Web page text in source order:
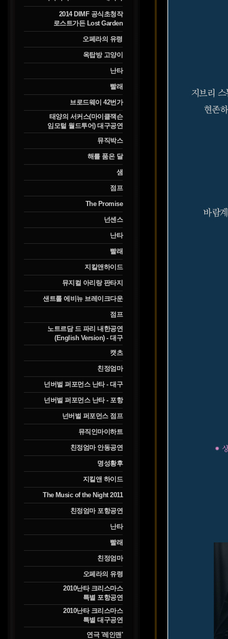
2014 DIMF 공식초청작
로스트가든 Lost Garden
오페라의 유령
옥탑방 고양이
난타
빨래
브로드웨이 42번가
태양의 서커스(마이클잭슨
임모털 월드투어) 대구공연
뮤직박스
해를 품은 달
샘
점프
The Promise
넌센스
난타
빨래
지킬앤하이드
뮤지컬 아리랑 판타지
샌트롤 에비뉴 브레이크다운
점프
노트르담 드 파리 내한공연
(English Version) - 대구
캣츠
친정엄마
넌버벌 퍼포먼스 난타 - 대구
넌버벌 퍼포먼스 난타 - 포항
넌버벌 퍼포먼스 점프
뮤직인마이하트
친정엄마 안동공연
명성황후
지킬앤 하이드
The Music of the Night 2011
친정엄마 포항공연
난타
빨래
친정엄마
오페라의 유령
2010난타 크리스마스
특별 포항공연
2010난타 크리스마스
특별 대구공연
연극 '레인맨'